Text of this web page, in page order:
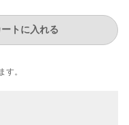
ートに入れる
。